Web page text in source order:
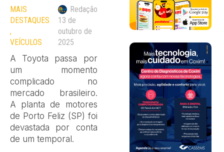
MAIS
DESTAQUES
VEÍCULOS
Redação
13 de
outubro de
2025
A Toyota passa por
um momento
complicado no
mercado brasileiro.
A planta de motores
de Porto Feliz (SP) foi
devastada por conta
de um temporal.